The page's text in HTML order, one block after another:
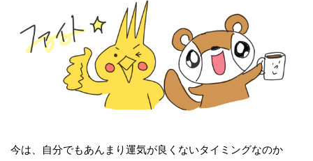
今は、自分でもあんまり運気が良くないタイミングなのか